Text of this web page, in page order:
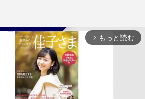
arrow_forward_ios もっと読む